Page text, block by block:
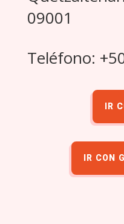
09001
Teléfono:
IR
IR CON